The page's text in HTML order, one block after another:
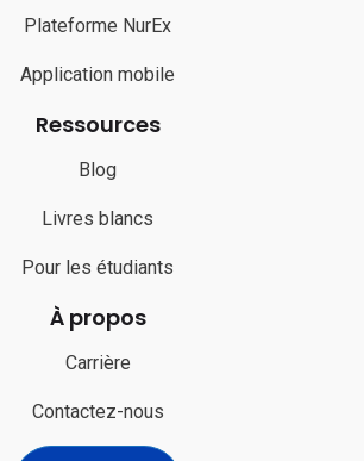
Plateforme NurEx
Application mobile
Ressources
Blog
Livres blancs
Pour les étudiants
À propos
Carrière
Contactez-nous